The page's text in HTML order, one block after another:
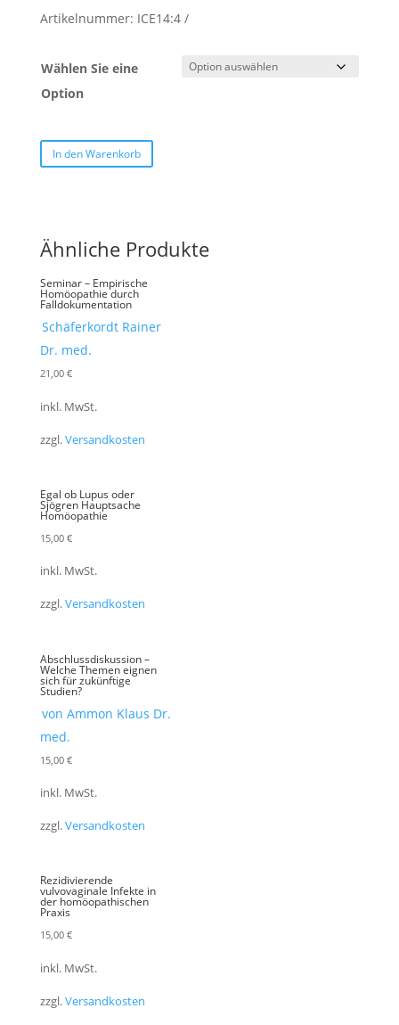
Artikelnummer: ICE14:4
Wählen Sie eine
Option
In den Warenkorb
Ähnliche Produkte
Seminar – Empirische
Homöopathie durch
Falldokumentation
Schäferkordt Rainer
Dr. med.
21,00 €
inkl. MwSt.
zzgl.Versandkosten
Egal ob Lupus oder
Sjögren Hauptsache
Homöopathie
15,00 €
inkl. MwSt.
zzgl.Versandkosten
Abschlussdiskussion –
Welche Themen eignen
sich für zukünftige
Studien?
von Ammon Klaus Dr.
med.
15,00 €
inkl. MwSt.
zzgl.Versandkosten
Rezidivierende
vulvovaginale Infekte in
der homöopathischen
Praxis
15,00 €
inkl. MwSt.
zzgl.Versandkosten